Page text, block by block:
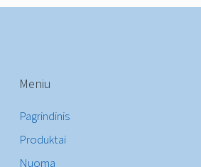
Meniu
Pagrindinis
Produktai
Nuoma